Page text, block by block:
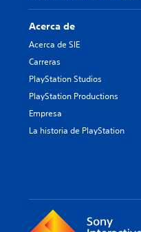
Acerca de
Acerca de SIE
Carreras
PlayStation Studios
PlayStation Productions
Empresa
La historia de PlayStation